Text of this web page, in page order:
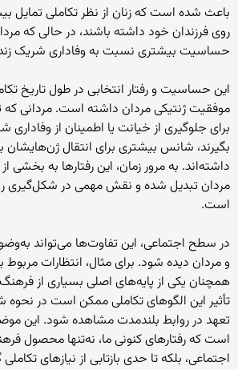
باعث شده است که زنان از نظر تکاملی تمایل
روی فرزندان خود داشته باشند، در حالی که
حساسیت بیشتری نسبت به وفاداری شریک
این حساسیت و رفتار انتخابی در طول تاریخ
موفقیت ژنتیکی مردان داشته است. مردانی که
برای جلوگیری از خیانت یا اطمینان از وفاداری
بگیرند، شانس بیشتری برای انتقال
داشته‌اند. به مرور زمان، این رفتارها به بخشی
مردان تبدیل شده و نقش مهمی در شکل‌گیری
است.
در سطح اجتماعی، این تفاوت‌ها می‌تواند
و مردان دیده شود. برای مثال، انتظارات مربوط
همچنان یکی از پایه‌های اصلی بسیاری از
تأثیر این الگوهای تکاملی ممکن است در نحوه
تعهد در روابط بلندمدت مشاهده شود. این
است که رفتارهای کنونی ما، نه‌تنها محصول
اجتماعی، بلکه تا حدی بازتابی از نیازهای